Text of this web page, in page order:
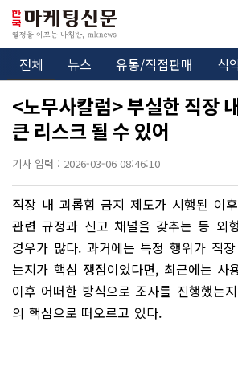
전체 뉴스 유통/직접판매 식
<노무사칼럼> 부실한 직장
큰 리스크 될 수 있어
기사 입력 : 2026-03-06 08:46:10
직장 내 괴롭힘 금지 제도가 시행된 이
관련 규정과 신고 채널을 갖추는 등 외
경우가 많다. 과거에는 특정 행위가 직
는지가 핵심 쟁점이었다면, 최근에는 사
이후 어떠한 방식으로 조사를 진행했는
의 핵심으로 떠오르고 있다.